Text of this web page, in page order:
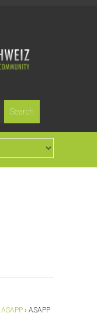
ASAPP › ASAPP